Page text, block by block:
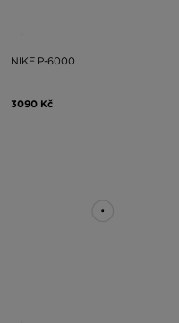
NIKE P-6000
3090 Kč